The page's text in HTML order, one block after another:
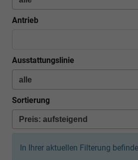
Antrieb
Ausstattungslinie
Sortierung
In Ihrer aktuellen Filterung